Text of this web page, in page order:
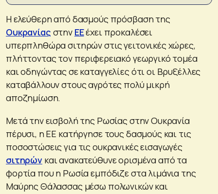
Η ελεύθερη από δασμούς πρόσβαση της
Ουκρανίας στην ΕΕέχει προκαλέσει
υπερπληθώρα σιτηρών στις γειτονικές χώρες,
πλήττοντας τον περιφερειακό γεωργικό τομέα
και οδηγώντας σε καταγγελίες ότι οι Βρυξέλλες
καταβάλλουν στους αγρότες πολύ μικρή
αποζημίωση.
Μετά την εισβολή της Ρωσίας στην Ουκρανία
πέρυσι, η ΕΕ κατήργησε τους δασμούς και τις
ποσοστώσεις για τις ουκρανικές εισαγωγές
σιτηρώνκαι ανακατεύθυνε ορισμένα από τα
φορτία που η Ρωσία εμπόδιζε στα λιμάνια της
Μαύρης Θάλασσας μέσω πολωνικών και